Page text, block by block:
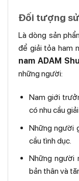
Đối tượng
Là dòng sản
để giải tỏa ham
nam ADAM
những người:
Nam giới
có nhu cầu
Những người
cầu tình dục.
Những người
bản thân và